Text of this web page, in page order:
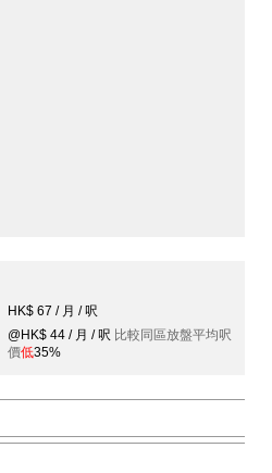
HK$ 67 / 月 / 呎
@HK$ 44 / 月 / 呎 比較同區放盤平均呎
價低35%